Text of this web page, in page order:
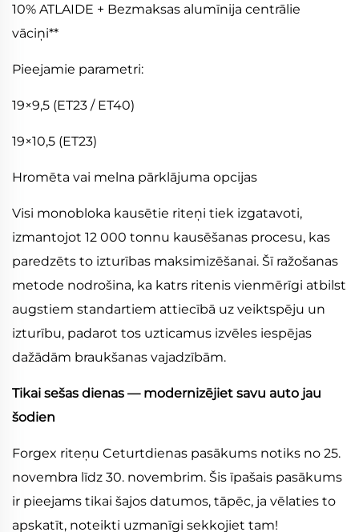
10% ATLAIDE + Bezmaksas alumīnija centrālie
vāciņi**
Pieejamie parametri:
19×9,5 (ET23 / ET40)
19×10,5 (ET23)
Hromēta vai melna pārklājuma opcijas
Visi monobloka kausētie riteņi tiek izgatavoti,
izmantojot 12 000 tonnu kausēšanas procesu, kas
paredzēts to izturības maksimizēšanai. Šī ražošanas
metode nodrošina, ka katrs ritenis vienmērīgi atbilst
augstiem standartiem attiecībā uz veiktspēju un
izturību, padarot tos uzticamus izvēles iespējas
dažādām braukšanas vajadzībām.
Tikai sešas dienas — modernizējiet savu auto jau
šodien
Forgex riteņu Ceturtdienas pasākums notiks no 25.
novembra līdz 30. novembrim. Šis īpašais pasākums
ir pieejams tikai šajos datumos, tāpēc, ja vēlaties to
apskatīt, noteikti uzmanīgi sekkojiet tam!